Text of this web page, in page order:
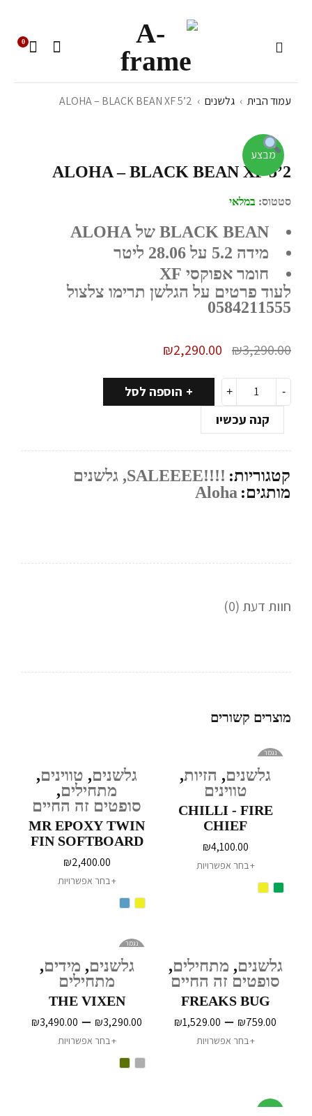
0
עמוד הבית › גלשנים ›
ALOHA – BLACK BEAN XF 5’2
מבצע
ALOHA – BLACK BEAN XF 5’2
סטטוס: במלאי
BLACK BEAN של ALOHA
מידה 5.2 על 28.06 ליטר
חומר אפוקסי XF
לעוד פרטים על הגלשן תרימו צלצול
0584211555
₪3,290.00
₪2,290.00
הוספה לסל
קנה עכשיו
קטגוריות: !!!!SALEEEE
, גלשנים
מותגים: Aloha
חוות דעת (0)
מוצרים קשורים
נגמר
גלשנים, הזיות,
טווינים
CHILLI - FIRE
CHIEF
₪4,100.00
בחר אפשרויות
גלשנים, טווינים,
מתחילים,
סופטים זה החיים
MR EPOXY TWIN
FIN SOFTBOARD
₪2,400.00
בחר אפשרויות
גלשנים, מתחילים,
סופטים זה החיים
FREAKS BUG
₪759.00
–
₪1,529.00
בחר אפשרויות
נגמר
גלשנים, מידים,
מתחילים
THE VIXEN
₪3,290.00
–
₪3,490.00
בחר אפשרויות